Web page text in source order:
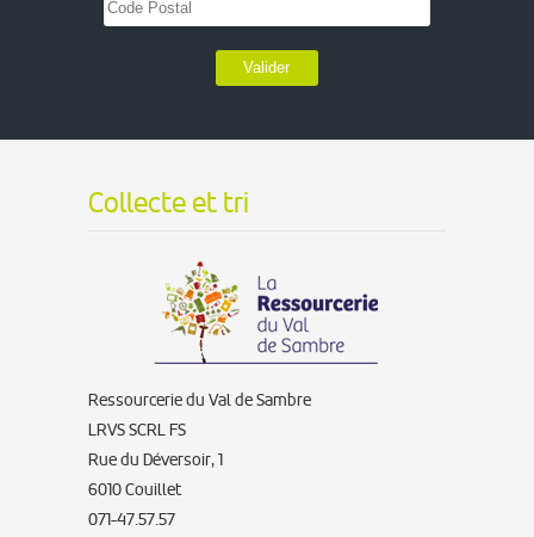
Valider
Collecte et tri
Ressourcerie du Val de Sambre
LRVS SCRL FS
Rue du Déversoir, 1
6010 Couillet
071-47.57.57